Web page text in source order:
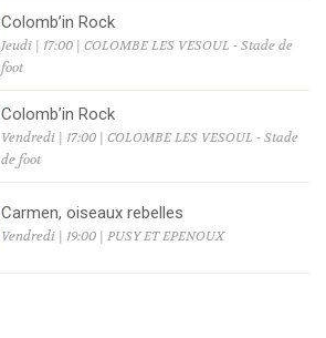
Colomb’in Rock
Jeudi | 17:00 | COLOMBE LES VESOUL - Stade de
foot
Colomb’in Rock
Vendredi | 17:00 | COLOMBE LES VESOUL - Stade
de foot
Carmen, oiseaux rebelles
Vendredi | 19:00 | PUSY ET EPENOUX